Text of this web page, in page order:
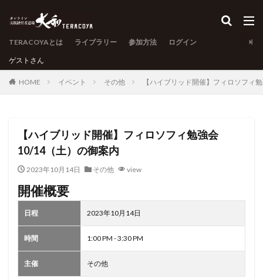
TERACOYAとは ライブラリー 参加方法 ログイン
ゲスト さん
HOME イベント その他 【ハイブリッド開催】フィロソフィ
【ハイブリッド開催】フィロソフィ勉強会
10/14（土）の御案内
2023年10月14日 その他 view
開催概要
日程 2023年10月14日
時間 1:00 PM - 3:30 PM
主催 その他